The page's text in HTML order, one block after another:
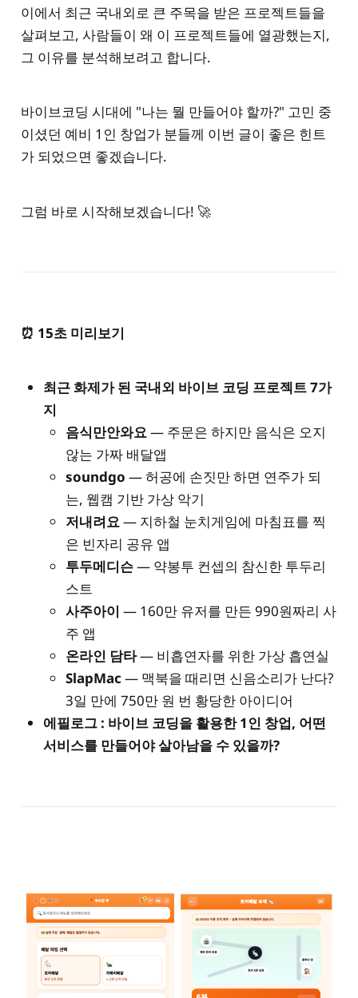
이에서 최근 국내외로 큰 주목을 받은 프로젝트들을
살펴보고, 사람들이 왜 이 프로젝트들에 열광했는지,
그 이유를 분석해보려고 합니다.
바이브코딩 시대에 "나는 뭘 만들어야 할까?" 고민 중
이셨던 예비 1인 창업가 분들께 이번 글이 좋은 힌트
가 되었으면 좋겠습니다.
그럼 바로 시작해보겠습니다! 🚀
⏰ 15초 미리보기
최근 화제가 된 국내외 바이브 코딩 프로젝트 7가
지
음식만안와요— 주문은 하지만 음식은 오지
않는 가짜 배달앱
soundgo — 허공에 손짓만 하면 연주가 되
는, 웹캠 기반 가상 악기
저내려요— 지하철 눈치게임에 마침표를 찍
은 빈자리 공유 앱
투두메디슨— 약봉투 컨셉의 참신한 투두리
스트
사주아이 — 160만 유저를 만든 990원짜리 사
주 앱
온라인 담타— 비흡연자를 위한 가상 흡연실
SlapMac— 맥북을 때리면 신음소리가 난다?
3일 만에 750만 원 번 황당한 아이디어
에필로그 : 바이브 코딩을 활용한 1인 창업, 어떤
서비스를 만들어야 살아남을 수 있을까?